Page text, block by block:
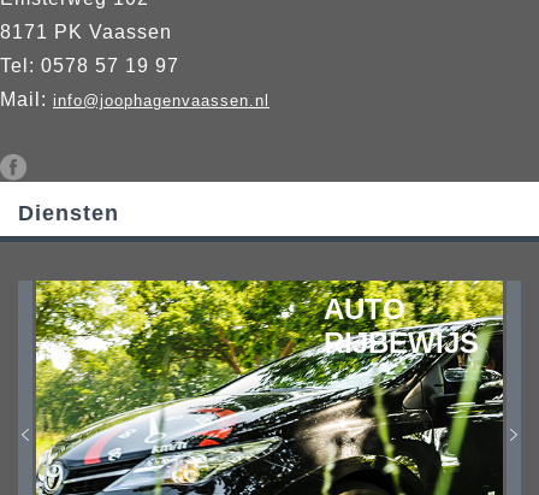
8171 PK Vaassen
Tel: 0578 57 19 97
Mail: info@joophagenvaassen.nl
Diensten
AUTO
RIJBEWIJS